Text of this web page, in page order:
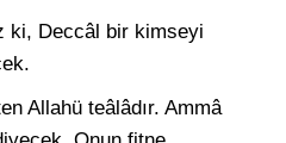
ki, Deccâl bir kimseyi
Allahü teâlâdır. Ammâ